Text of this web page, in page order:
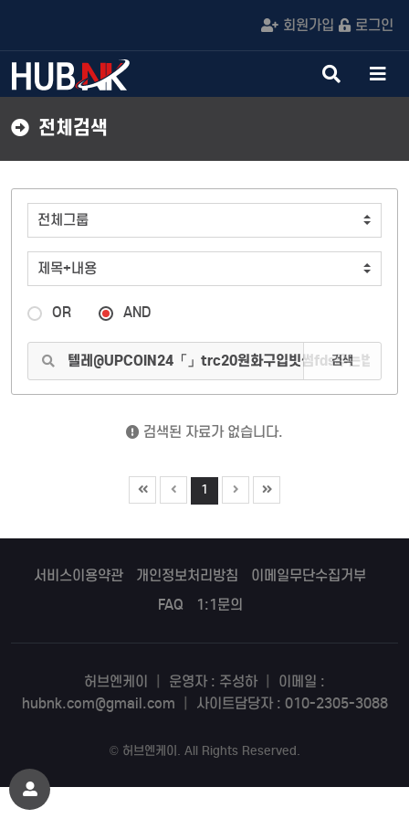
회원가입 로그인
검
색
메
뉴
전체검색
OR AND
검색
검색된 자료가 없습니다.
1
서비스이용약관 개인정보처리방침
이메일무단수집거부
FAQ
1:1문의
허브엔케이 운영자 : 주성하
이메일 :
hubnk.com@gmail.com
사이트담당자 : 010-2305-3088
© 허브엔케이 . All Rights Reserved.